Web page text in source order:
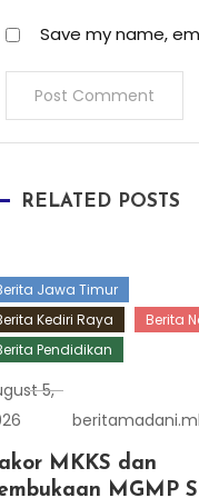
Save my name,
RELATED POSTS
Jawa Timur
Kediri Raya
Berita
Pendidikan
5,
MKKS dan
MGMP